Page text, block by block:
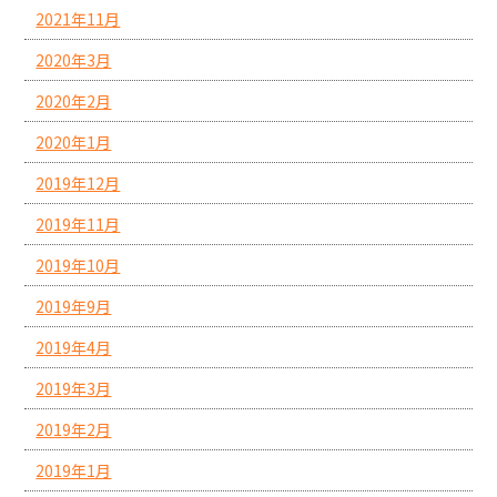
2021年11月
2020年3月
2020年2月
2020年1月
2019年12月
2019年11月
2019年10月
2019年9月
2019年4月
2019年3月
2019年2月
2019年1月